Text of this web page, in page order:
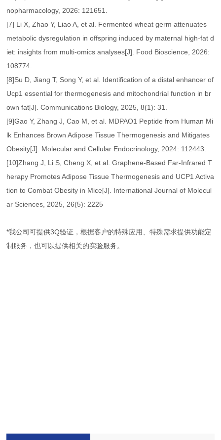
nopharmacology, 2026: 121651.
[7] Li X, Zhao Y, Liao A, et al. Fermented wheat germ attenuates
metabolic dysregulation in offspring induced by maternal high-fat d
iet: insights from multi-omics analyses[J]. Food Bioscience, 2026:
108774.
[8]Su D, Jiang T, Song Y, et al. Identification of a distal enhancer of
Ucp1 essential for thermogenesis and mitochondrial function in br
own fat[J]. Communications Biology, 2025, 8(1): 31.
[9]Gao Y, Zhang J, Cao M, et al. MDPAO1 Peptide from Human Mi
lk Enhances Brown Adipose Tissue Thermogenesis and Mitigates
Obesity[J]. Molecular and Cellular Endocrinology, 2024: 112443.
[10]Zhang J, Li S, Cheng X, et al. Graphene-Based Far-Infrared T
herapy Promotes Adipose Tissue Thermogenesis and UCP1 Activa
tion to Combat Obesity in Mice[J]. International Journal of Molecul
ar Sciences, 2025, 26(5): 2225
*我公司可提供3Q验证，根据客户的特殊应用、特殊需求提供功能定
制服务，也可以提供相关的实验服务。